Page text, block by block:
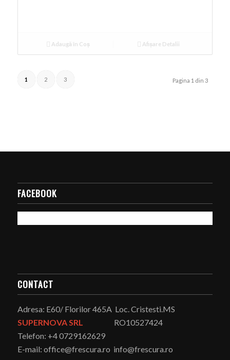
Adaugă în Coș Afișare Detalii
Pagina 1 din 3
1 2 3
FACEBOOK
CONTACT
Adresa: E60/ Florilor 465A Loc. Cristesti.MS
SUPERNOVA SRL RO10527424
Telefon: +4 0729162629
E-mail: office@frescura.ro info@frescura.ro